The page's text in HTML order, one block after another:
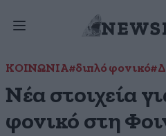
ΚΟΙΝΩΝΙΑ#διπλό φονικό
Νέα στοιχεία
φονικό στη